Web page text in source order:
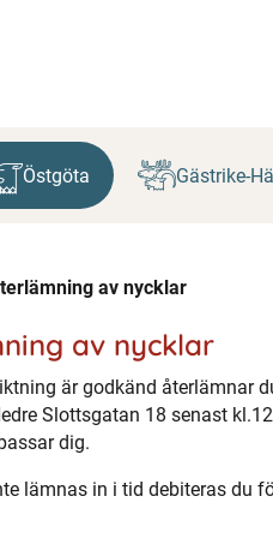
Östgöta Gästrike-
av nycklar
av nycklar
är godkänd återlämnar
Slottsgatan 18 senast
dig.
lämnas in i tid debiteras du